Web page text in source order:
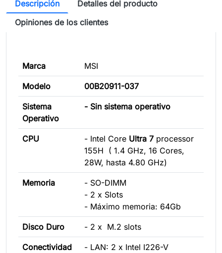
Descripción
Detalles del producto
Opiniones de los clientes
Marca MSI
Modelo 00B20911-037
Sistema
Operativo
- Sin sistema operativo
CPU - Intel Core Ultra 7 processor
155H ( 1.4 GHz, 16 Cores,
28W, hasta 4.80 GHz)
Memoria
- SO-DIMM
- 2 x Slots
- Máximo memoria: 64Gb
Disco Duro - 2 x M.2 slots
Conectividad
- LAN: 2 x Intel I226-V